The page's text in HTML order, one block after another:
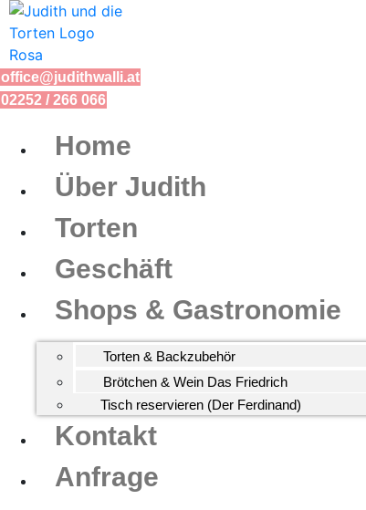
Zum
Inhalt
springen
office@judithwalli.at
02252 / 266 066
Home
Über Judith
Torten
Geschäft
Shops & Gastronomie
Torten & Backzubehör
Brötchen & Wein Das Friedrich
Tisch reservieren (Der Ferdinand)
Kontakt
Anfrage